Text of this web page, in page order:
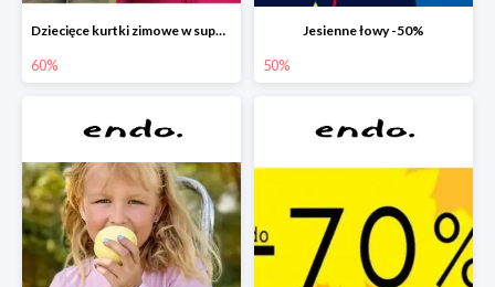
Dziecięce kurtki zimowe w super cenach!
60%
Jesienne łowy -50%
50%